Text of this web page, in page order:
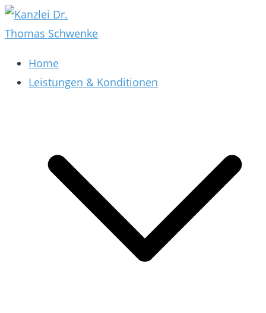
Zum
Inhalt
Kanzlei Dr. Thomas Schwenke
Rechtsberatung für Datenschutz, Social Media,
Marketing, E-Commerce & AGB & Verträge
Home
Leistungen & Konditionen